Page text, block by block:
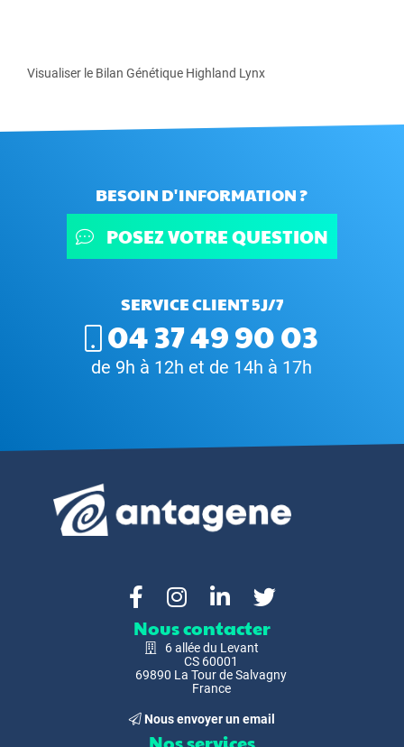
Visualiser le Bilan Génétique Highland Lynx
BESOIN D'INFORMATION ?
POSEZ VOTRE QUESTION
SERVICE CLIENT 5J/7
04 37 49 90 03
de 9h à 12h et de 14h à 17h
Nous contacter
6 allée du Levant
CS 60001
69890 La Tour de Salvagny
France
Nous envoyer un email